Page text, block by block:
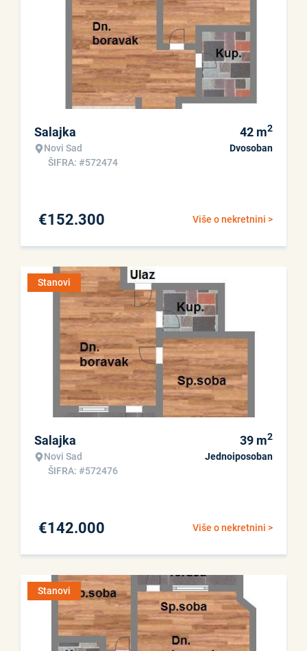
Salajka
Novi Sad
ŠIFRA: #572474
42 m2
Dvosoban
Više o nekretnini >
€152.300
Stanovi
Salajka
Novi Sad
ŠIFRA: #572476
39 m2
Jednoiposoban
Više o nekretnini >
€142.000
Stanovi